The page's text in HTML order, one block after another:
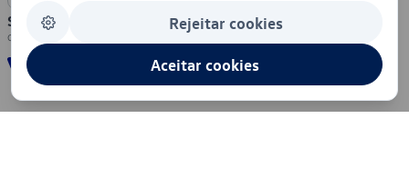
Segurança Rejeitar cookies
Aceitar cookies